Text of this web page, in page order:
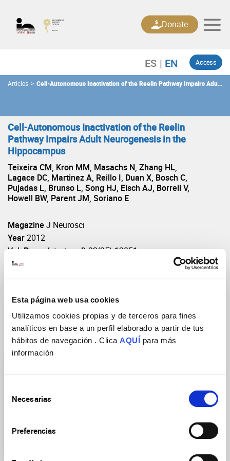
Esta página web usa cookies
Utilizamos cookies propias y de terceros para fines
analíticos en base a un perfil elaborado a partir de tus
hábitos de navegación . Clica AQUÍ para más
información
Necesarias
Preferencias
content
Access
Donate
Articles > Cell-Autonomous Inactivation of the Reelin Pathway Impairs Adult
Cell-Autonomous Inactivation of the Reelin
Pathway Impairs Adult Neurogenesis in the
Hippocampus
Teixeira CM, Kron MM, Masachs N, Zhang HL,
Lagace DC, Martinez A, Reillo I, Duan X, Bosch C,
Pujadas L, Brunso L, Song HJ, Eisch AJ, Borrell V,
Howell BW, Parent JM, Soriano E
Magazine J Neurosci
Year2012
Vol: Pages(start-end)32(35):12051
DOIhttps://doi.org/10.1523/JNEUROSCI.1857-
12.2012
Research Groups
Neurogenesis and Cortical
expansion